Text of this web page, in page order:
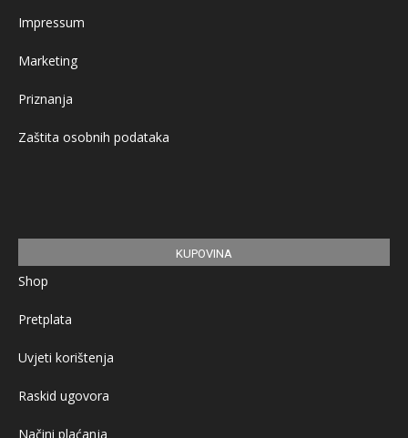
Impressum
Marketing
Priznanja
Zaštita osobnih podataka
KUPOVINA
Shop
Pretplata
Uvjeti korištenja
Raskid ugovora
Načini plaćanja